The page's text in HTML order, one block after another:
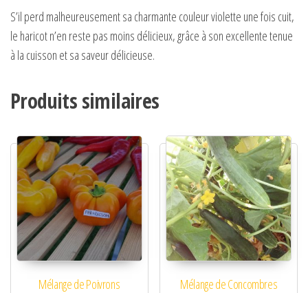
S’il perd malheureusement sa charmante couleur violette une fois cuit,
le haricot n’en reste pas moins délicieux, grâce à son excellente tenue
à la cuisson et sa saveur délicieuse.
Produits similaires
Mélange de Poivrons Mélange de Concombres